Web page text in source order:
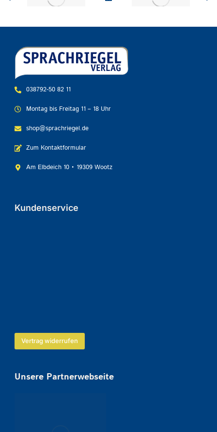
038792-50 82 11
Montag bis Freitag 11 – 18 Uhr
shop@sprachriegel.de
Zum Kontaktformular
Am Elbdeich 10 • 19309 Wootz
Kundenservice
Vertrag widerrufen
Unsere Partnerwebseite